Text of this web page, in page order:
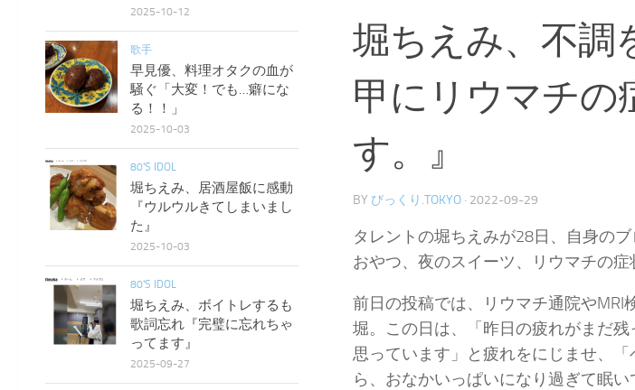
堀ちえみ、不調
甲にリウマチの
す。』
BY びっくり.TOKYO · 2022-09-29
タレントの堀ちえみが28日、自身の
おやつ、夜のスイーツ、リウマチの症
前日の投稿では、リウマチ通院やMRI
堀。この日は、「昨日の疲れがまだ
思っています」と疲れをにじませ、
ら、おなかいっぱいになり過ぎて眠
2025-10-12
歌手
早見優、料理オタクの血が
騒ぐ「大変！でも…癖にな
る！！」
2025-10-03
80'S IDOL
堀ちえみ、居酒屋飯に感動
『ウルウルきてしまいまし
た』
2025-10-03
80'S IDOL
堀ちえみ、ボイトレするも
歌詞忘れ『完璧に忘れちゃ
ってます』
2025-09-27